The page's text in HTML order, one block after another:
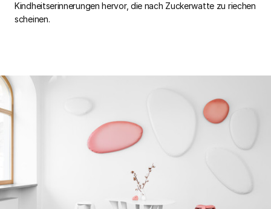
Kindheitserinnerungen hervor, die nach Zuckerwatte zu riechen
scheinen.